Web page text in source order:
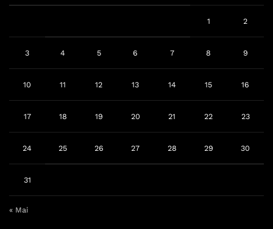
1 2
3 4 5 6 7 8 9
10 11 12 13 14 15 16
17 18 19 20 21 22 23
24 25 26 27 28 29 30
31
« Mai